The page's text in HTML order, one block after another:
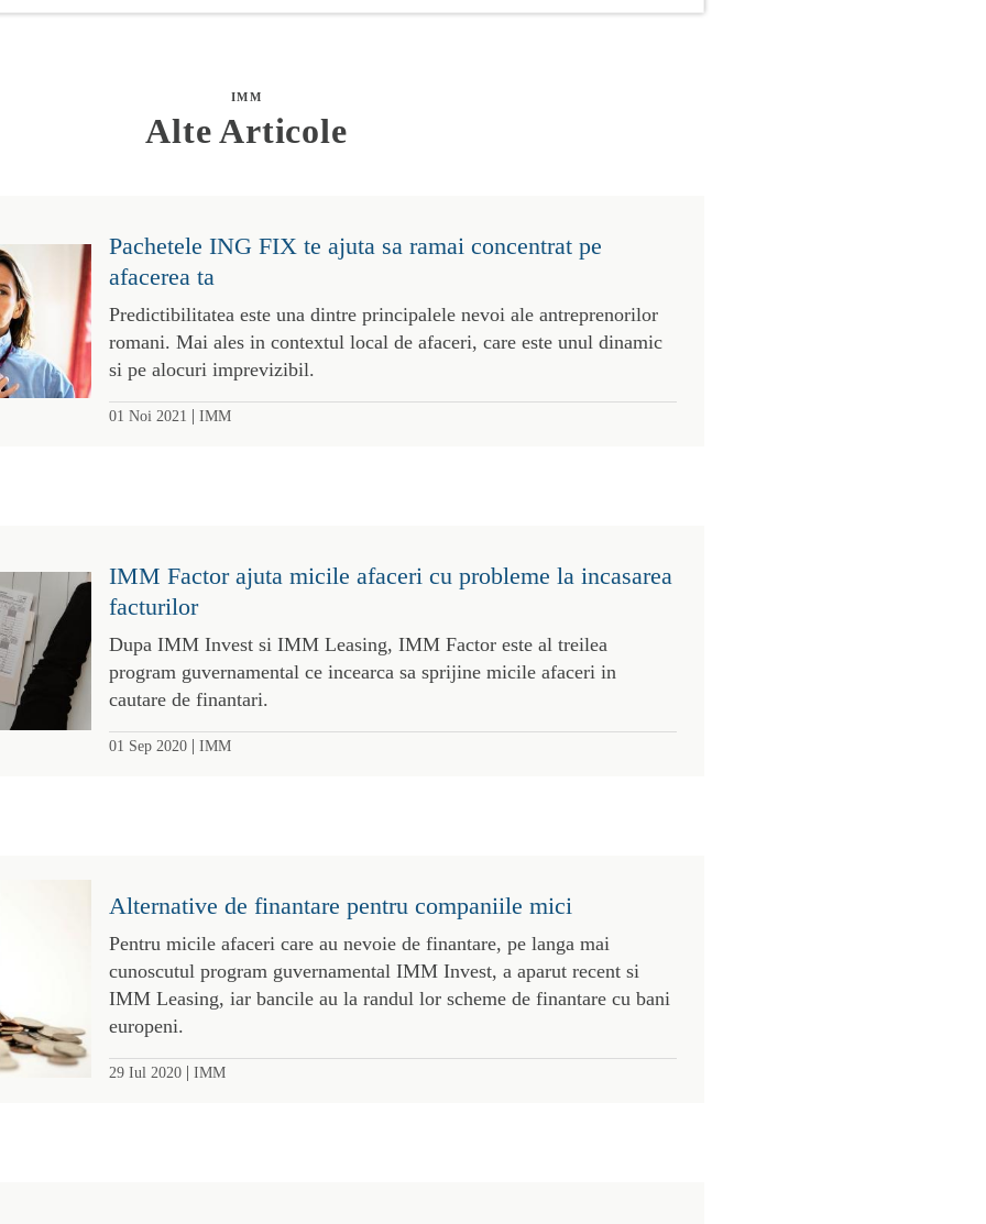
IMM
Alte Articole
Pachetele ING FIX te ajuta sa ramai concentrat pe
afacerea ta
Predictibilitatea este una dintre principalele nevoi ale antreprenorilor
romani. Mai ales in contextul local de afaceri, care este unul dinamic
si pe alocuri imprevizibil.
01 Noi 2021 | IMM
IMM Factor ajuta micile afaceri cu probleme la incasarea
facturilor
Dupa IMM Invest si IMM Leasing, IMM Factor este al treilea
program guvernamental ce incearca sa sprijine micile afaceri in
cautare de finantari.
01 Sep 2020| IMM
Alternative de finantare pentru companiile mici
Pentru micile afaceri care au nevoie de finantare, pe langa mai
cunoscutul program guvernamental IMM Invest, a aparut recent si
IMM Leasing, iar bancile au la randul lor scheme de finantare cu bani
europeni.
29 Iul 2020| IMM